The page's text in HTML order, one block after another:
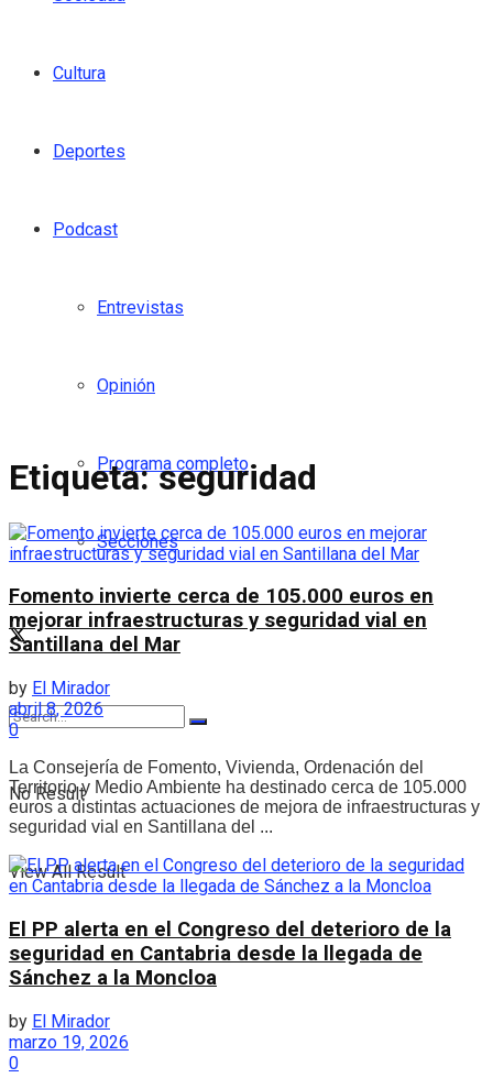
Cultura
Deportes
Podcast
Entrevistas
Opinión
Programa completo
Secciones
No Result
View All Result
Etiqueta:seguridad
Fomento invierte cerca de 105.000 euros en
mejorar infraestructuras y seguridad vial en
Santillana del Mar
by El Mirador
abril 8, 2026
0
La Consejería de Fomento, Vivienda, Ordenación del
Territorio y Medio Ambiente ha destinado cerca de 105.000
euros a distintas actuaciones de mejora de infraestructuras y
seguridad vial en Santillana del ...
El PP alerta en el Congreso del deterioro de la
seguridad en Cantabria desde la llegada de
Sánchez a la Moncloa
by El Mirador
marzo 19, 2026
0